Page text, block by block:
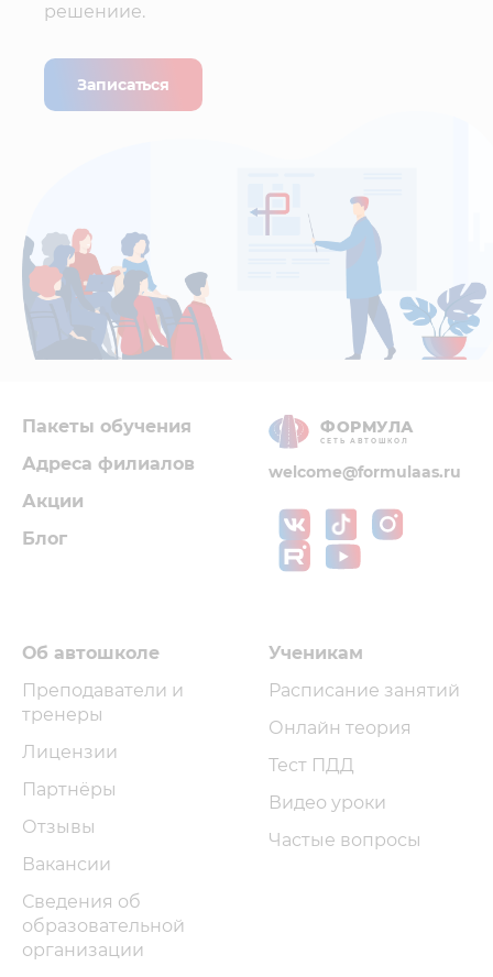
решениие.
Записаться
Пакеты обучения
Адреса филиалов
Акции
Блог
Об автошколе
Преподаватели и
тренеры
Лицензии
Партнёры
Отзывы
Вакансии
Сведения об
образовательной
организации
Ученикам
Расписание занятий
Онлайн теория
Тест ПДД
Видео уроки
Частые вопросы
ФОРМУЛА
СЕТЬ АВТОШКОЛ
welcome@formulaas.ru